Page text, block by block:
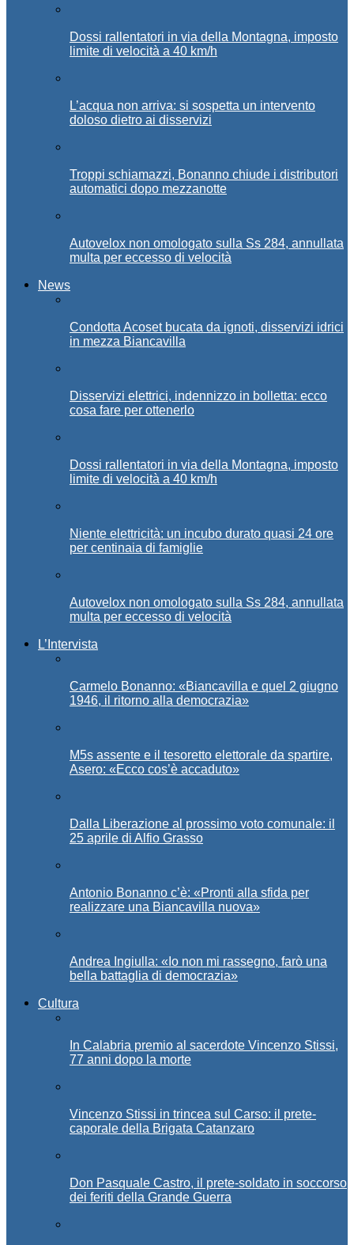
Dossi rallentatori in via della Montagna, imposto
limite di velocità a 40 km/h
L’acqua non arriva: si sospetta un intervento
doloso dietro ai disservizi
Troppi schiamazzi, Bonanno chiude i distributori
automatici dopo mezzanotte
Autovelox non omologato sulla Ss 284, annullata
multa per eccesso di velocità
News
Condotta Acoset bucata da ignoti, disservizi idrici
in mezza Biancavilla
Disservizi elettrici, indennizzo in bolletta: ecco
cosa fare per ottenerlo
Dossi rallentatori in via della Montagna, imposto
limite di velocità a 40 km/h
Niente elettricità: un incubo durato quasi 24 ore
per centinaia di famiglie
Autovelox non omologato sulla Ss 284, annullata
multa per eccesso di velocità
L’Intervista
Carmelo Bonanno: «Biancavilla e quel 2 giugno
1946, il ritorno alla democrazia»
M5s assente e il tesoretto elettorale da spartire,
Asero: «Ecco cos’è accaduto»
Dalla Liberazione al prossimo voto comunale: il
25 aprile di Alfio Grasso
Antonio Bonanno c’è: «Pronti alla sfida per
realizzare una Biancavilla nuova»
Andrea Ingiulla: «Io non mi rassegno, farò una
bella battaglia di democrazia»
Cultura
In Calabria premio al sacerdote Vincenzo Stissi,
77 anni dopo la morte
Vincenzo Stissi in trincea sul Carso: il prete-
caporale della Brigata Catanzaro
Don Pasquale Castro, il prete-soldato in soccorso
dei feriti della Grande Guerra